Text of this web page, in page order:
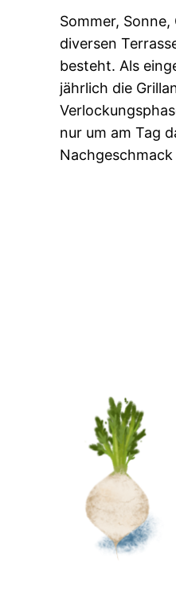
Sommer,
diversen
besteht. Als
jährlich die
nur um am Tag
Nachgeschmack